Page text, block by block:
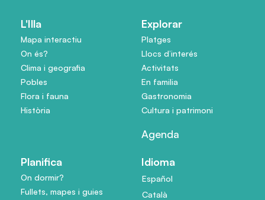
L'Illa
Mapa interactiu
On és?
Clima i geografia
Pobles
Flora i fauna
Història
Explorar
Platges
Llocs d’interés
Activitats
En familia
Gastronomia
Cultura i patrimoni
Agenda
Planifica
On dormir?
Fullets, mapes i guies
Idioma
Español
Català